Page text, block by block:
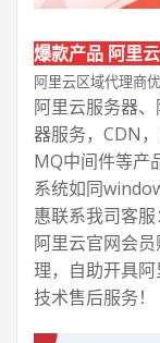
爆款产品 阿里
阿里云区域代理商
阿里云服务器
器服务，CDN
MQ中间件等产
系统如同
惠联系我司客服：
阿里云官网会
理，自助开具
技术售后服务！